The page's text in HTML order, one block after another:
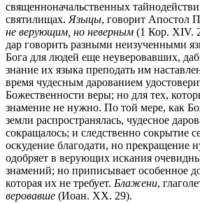
священноначальственных
святилищах. Языцы, говорит Апостол
не верующим, но неверным (1 Кор. XIV.
дар говорить разными неизученными
Бога для людей еще неуверовавших,
знание их языка преподать им
время чудесным дарованием
Божественности веры; но для тех,
знамение не нужно. По той мере, как
земли распространялась, чудесное
сокращалось; и следственно сокрытие
оскудение благодати, но прекращение
одобряет в верующих искания
знамений; но приписывает особенное
которая их не требует. Блажени,
веровавше (Иoaн. XX. 29).